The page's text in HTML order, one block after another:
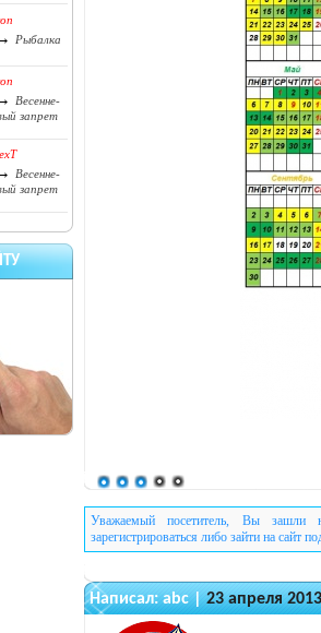
Рыбалка
Весенне-
запрет
Весенне-
запрет
Уважаемый посетитель, Вы зашли
зарегистрироваться либо зайти на сайт
Написал:abc|23 апреля